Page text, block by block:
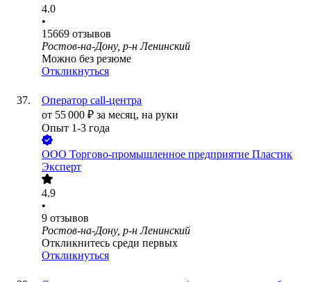
4.0
•
15669 отзывов
Ростов-на-Дону, р-н Ленинский
Можно без резюме
Откликнуться
Оператор call-центра
от 55 000 ₽ за месяц, на руки
Опыт 1-3 года
ООО Торгово-промышленное предприятие Пластик
Эксперт
4.9
•
9 отзывов
Ростов-на-Дону, р-н Ленинский
Откликнитесь среди первых
Откликнуться